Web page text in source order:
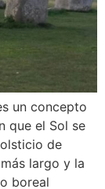
un concepto
que el Sol se
de
largo y la
boreal